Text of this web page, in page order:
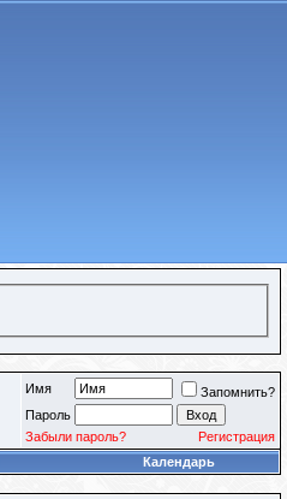
Имя
Запомнить?
Пароль
Забыли пароль?
Регистрация
Календарь